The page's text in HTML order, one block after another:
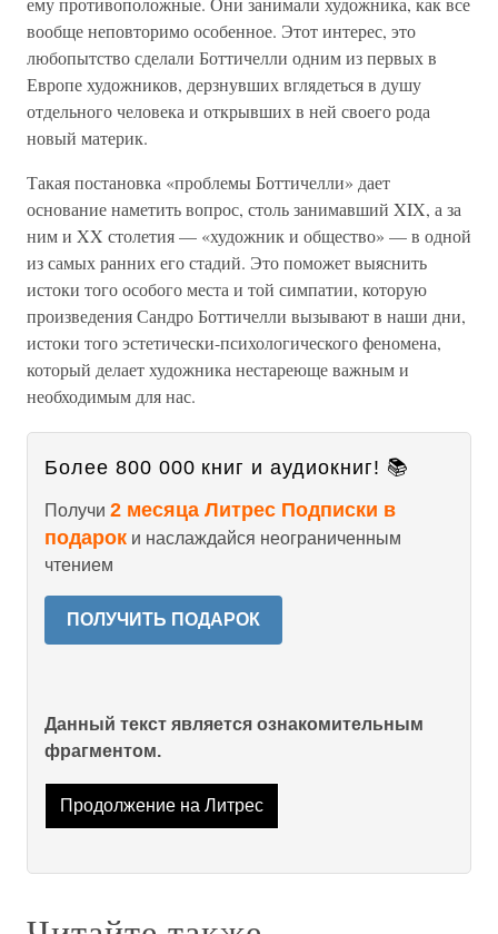
вообще неповторимо особенное. Этот интерес, это
любопытство сделали Боттичелли одним из первых в
Европе художников, дерзнувших вглядеться в душу
отдельного человека и открывших в ней своего рода
новый материк.
Такая постановка «проблемы Боттичелли» дает
основание наметить вопрос, столь занимавший XIX, а за
ним и XX столетия — «художник и общество» — в одной
из самых ранних его стадий. Это поможет выяснить
истоки того особого места и той симпатии, которую
произведения Сандро Боттичелли вызывают в наши дни,
истоки того эстетически-психологического феномена,
который делает художника нестареюще важным и
необходимым для нас.
Более 800 000 книг и аудиокниг! 📚
Получи 2 месяца Литрес Подписки в
подарок и наслаждайся неограниченным
чтением
ПОЛУЧИТЬ ПОДАРОК
Данный текст является ознакомительным
фрагментом.
Продолжение на Литрес